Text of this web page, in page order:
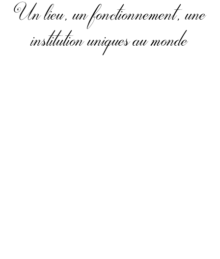
Un lieu, un fonctionnement, une
institution uniques au monde